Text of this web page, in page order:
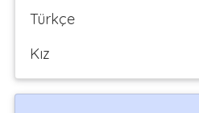
Türkçe
Kız